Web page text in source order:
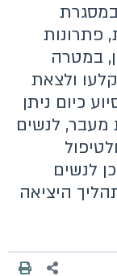
פתרונות
במטרה
ולצאת
כיום ניתן
מעבר, לנשים
לנשים
היציאה